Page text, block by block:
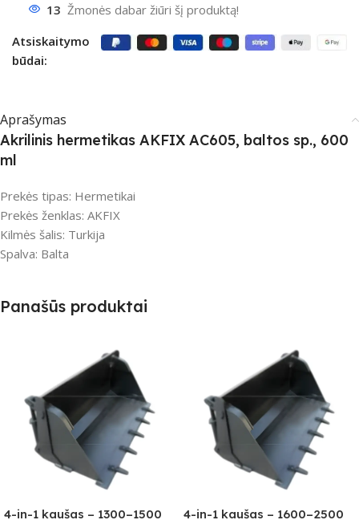
13 Žmonės dabar žiūri šį produktą!
Atsiskaitymo
būdai:
Aprašymas
Akrilinis hermetikas AKFIX AC605, baltos sp., 600
ml
Prekės tipas: Hermetikai
Prekės ženklas: AKFIX
Kilmės šalis: Turkija
Spalva: Balta
Panašūs produktai
4-in-1 kaušas – 1300–1500 4-in-1 kaušas – 1600–2500